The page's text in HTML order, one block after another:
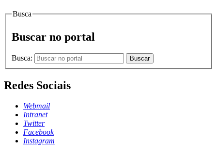
Busca
Buscar no portal
Busca: Buscar
Redes Sociais
Webmail
Intranet
Twitter
Facebook
Instagram